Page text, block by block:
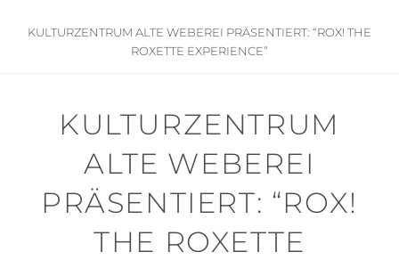
KULTURZENTRUM ALTE WEBEREI PRÄSENTIERT: “ROX! THE
ROXETTE EXPERIENCE”
KULTURZENTRUM
ALTE WEBEREI
PRÄSENTIERT: “ROX!
THE ROXETTE